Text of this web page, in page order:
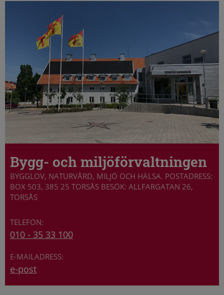
Bygg- och miljöförvaltningen
BYGGLOV, NATURVÅRD, MILJÖ OCH HÄLSA. POSTADRESS:
BOX 503, 385 25 TORSÅS BESÖK: ALLFARGATAN 26,
TORSÅS
010 - 35 33 100
e-post